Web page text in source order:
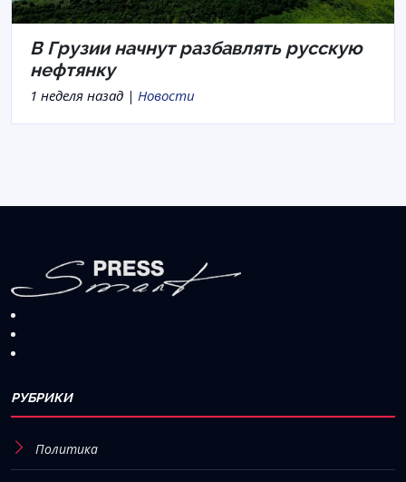
В Грузии начнут разбавлять русскую
нефтянку
1 неделя назад | Новости
РУБРИКИ
Политика